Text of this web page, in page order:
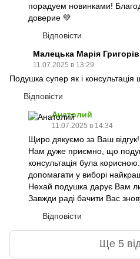
порадуем новинками!
доверие 💚
Відповісти
Малецька Марія
11.07.2025 в 13:29
Подушка супер як і консультація
Відповісти
Анатолий
11.07.2025 в 14:34
Щиро дякуємо за Ваш
Нам дуже приємно, що
консультація була
допомагати у виборі
Нехай подушка дарує Вам
Завжди раді бачити Вас
Відповісти
Ще 5